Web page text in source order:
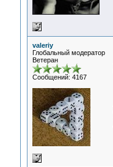
valeriy
Глобальный модератор
Ветеран
Сообщений: 4167